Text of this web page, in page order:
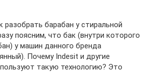
разобрать барабан у стиральной
поясним, что бак (внутри которого
у машин данного бренда
Почему Indesit и другие
такую технологию? Это